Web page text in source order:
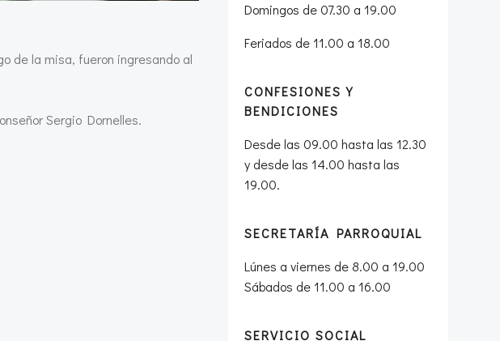
de la misa, fueron ingresando al
Sergio Dornelles.
Domingos de 07.30 a 19.00
Feriados de 11.00 a 18.00
CONFESIONES Y
BENDICIONES
Desde las 09.00 hasta las 12.30
y desde las 14.00 hasta las
19.00.
SECRETARÍA PARROQUIAL
Lúnes a viernes de 8.00 a 19.00
Sábados de 11.00 a 16.00
SERVICIO SOCIAL